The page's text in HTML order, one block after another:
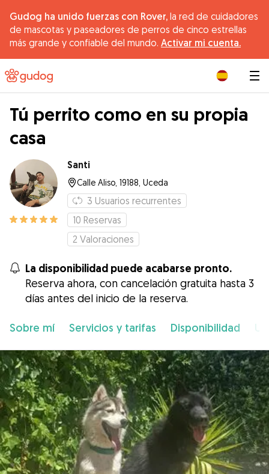
Gudog ha unido fuerzas con Rover, la red de cuidadores
de mascotas y paseadores de perros de cinco estrellas
más grande y confiable del mundo. Activar mi cuenta.
Tú perrito como en su propia
casa
Santi
Calle Aliso, 19188, Uceda
3 Usuarios recurrentes
10 Reservas
2 Valoraciones
La disponibilidad puede acabarse pronto.
Reserva ahora, con cancelación gratuita hasta 3
días antes del inicio de la reserva.
Sobre mí Servicios y tarifas Disponibilidad